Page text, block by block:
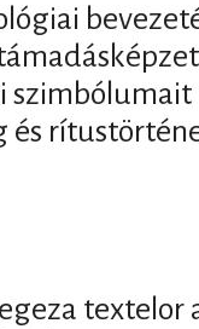
és
textelor